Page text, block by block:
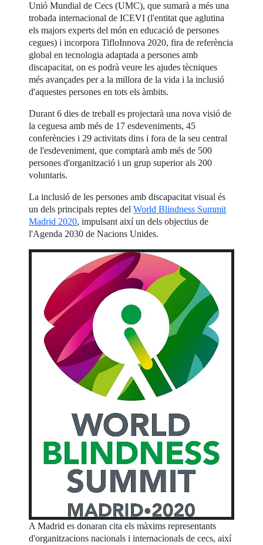
Unió Mundial de Cecs (UMC), que sumarà a més una
trobada internacional de ICEVI (l'entitat que aglutina
els majors experts del món en educació de persones
cegues) i incorpora TifloInnova 2020, fira de referència
global en tecnologia adaptada a persones amb
discapacitat, on es podrà veure les ajudes tècniques
més avançades per a la millora de la vida i la inclusió
d'aquestes persones en tots els àmbits.
Durant 6 dies de treball es projectarà una nova visió de
la ceguesa amb més de 17 esdeveniments, 45
conferències i 29 activitats dins i fora de la seu central
de l'esdeveniment, que comptarà amb més de 500
persones d'organització i un grup superior als 200
voluntaris.
La inclusió de les persones amb discapacitat visual és
un dels principals reptes delWorld Blindness Summit
Madrid 2020, impulsant així un dels objectius de
l'Agenda 2030 de Nacions Unides.
A Madrid es donaran cita els màxims representants
d'organitzacions nacionals i internacionals de cecs, així